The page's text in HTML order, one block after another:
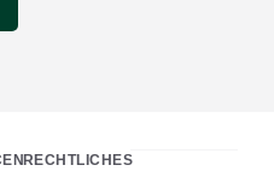
RECHTLICHES